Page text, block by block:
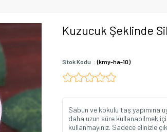
Kuzucuk Şeklinde
Stok Kodu (kmy-ha-10)
Sabun ve kokulu taş yapımına
daha uzun süre kullanabilmek
kullanmayınız. Sadece elinizle